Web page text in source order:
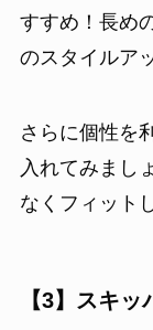
すすめ！長め
のスタイルア
さらに個性を
入れてみまし
なくフィット
【3】スキ